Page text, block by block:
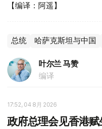
【编译：阿遥】
总统 哈萨克斯坦与中国
叶尔兰 马赞
编译
17:52, 04 8月 2026
政府总理会见香港